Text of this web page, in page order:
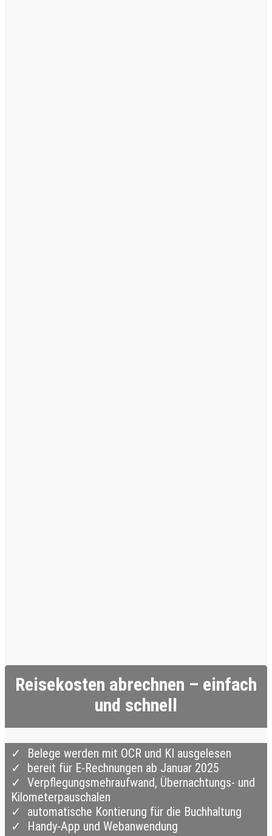
Reisekosten abrechnen – einfach
und schnell
✓ Belege werden mit OCR und KI ausgelesen
✓ bereit für E-Rechnungen ab Januar 2025
✓ Verpflegungsmehraufwand, Übernachtungs- und
Kilometerpauschalen
✓ automatische Kontierung für die Buchhaltung
✓ Handy-App und Webanwendung